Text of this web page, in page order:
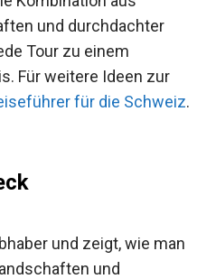
und durchdachter
Tour zu einem
Für weitere Ideen zur
für die Schweiz.
und zeigt, wie man
und